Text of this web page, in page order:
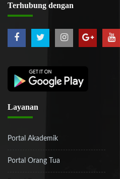
Terhubung dengan
Layanan
Portal Akademik
Portal Orang Tua